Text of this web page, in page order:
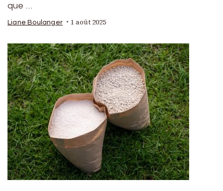
que …
Liane Boulanger 1 août 2025